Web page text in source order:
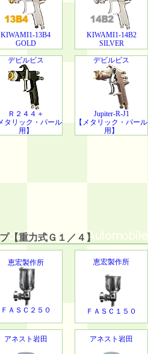
KIWAMI1-13B4
GOLD
KIWAMI1-14B2
SILVER
デビルビス
Ｒ２４４＋
タリック・パール
用】
デビルビス
Jupiter-R-J1
【メタリック・パール
用】
重力式Ｇ１／４】
恵宏製作所
ＦＡＳＣ２５０
恵宏製作所
ＦＡＳＣ１５０
アネスト岩田 アネスト岩田